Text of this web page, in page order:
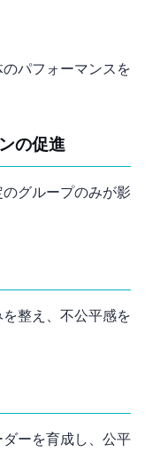
パフォーマンスを
の促進
グループのみが影
整え、不公平感を
ーを育成し、公平